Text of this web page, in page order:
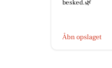
besked.🌿
Åbn opslaget